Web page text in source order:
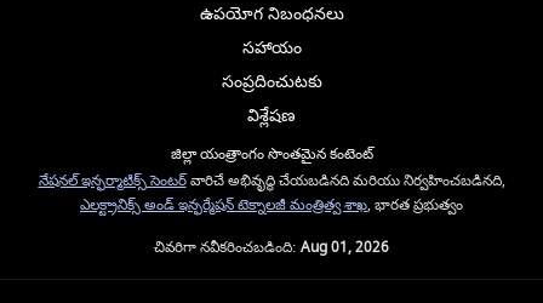
ఉపయోగ నిబంధనలు
సహాయం
సంప్రదించుటకు
విశ్లేషణ
జిల్లా యంత్రాంగం సొంతమైన కంటెంట్
నేషనల్ ఇన్ఫర్మాటిక్స్ సెంటర్వారిచే అభివృద్ధి చేయబడినది మరియు నిర్వహించబడినది,
ఎలక్ట్రానిక్స్ అండ్ ఇన్ఫర్మేషన్ టెక్నాలజీ మంత్రిత్వ శాఖ, భారత ప్రభుత్వం
చివరిగా నవీకరించబడింది: Aug 01, 2026